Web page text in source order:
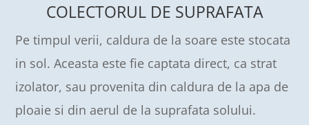
COLECTORUL DE SUPRAFATA
Pe timpul verii, caldura de la soare este stocata
in sol. Aceasta este fie captata direct, ca strat
izolator, sau provenita din caldura de la apa de
ploaie si din aerul de la suprafata solului.